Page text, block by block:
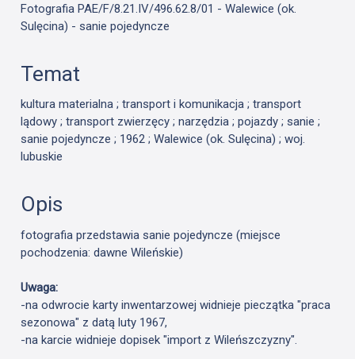
Fotografia PAE/F/8.21.IV/496.62.8/01 - Walewice (ok.
Sulęcina) - sanie pojedyncze
Temat
kultura materialna ; transport i komunikacja ; transport
lądowy ; transport zwierzęcy ; narzędzia ; pojazdy ; sanie ;
sanie pojedyncze ; 1962 ; Walewice (ok. Sulęcina) ; woj.
lubuskie
Opis
fotografia przedstawia sanie pojedyncze (miejsce
pochodzenia: dawne Wileńskie)
Uwaga:
-na odwrocie karty inwentarzowej widnieje pieczątka "praca
sezonowa" z datą luty 1967,
-na karcie widnieje dopisek "import z Wileńszczyzny".